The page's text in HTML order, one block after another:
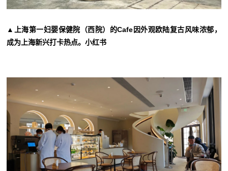
▲上海第一妇婴保健院（西院）的Cafe因外观欧陆复古风味浓郁，
成为上海新兴打卡热点。小红书